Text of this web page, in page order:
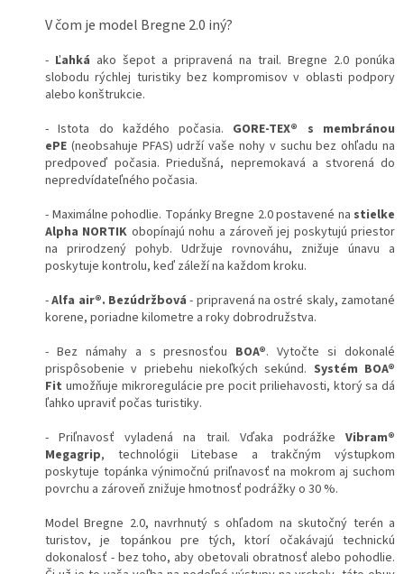
V čom je model Bregne 2.0 iný?
- Ľahká ako šepot a pripravená na trail. Bregne 2.0 ponúka
slobodu rýchlej turistiky bez kompromisov v oblasti podpory
alebo konštrukcie.
- Istota do každého počasia. GORE-TEX® s membránou
ePE (neobsahuje PFAS) udrží vaše nohy v suchu bez ohľadu na
predpoveď počasia. Priedušná, nepremokavá a stvorená do
nepredvídateľného počasia.
- Maximálne pohodlie. Topánky Bregne 2.0 postavené na stielke
Alpha NORTIK obopínajú nohu a zároveň jej poskytujú priestor
na prirodzený pohyb. Udržuje rovnováhu, znižuje únavu a
poskytuje kontrolu, keď záleží na každom kroku.
-Alfa air®. Bezúdržbová - pripravená na ostré skaly, zamotané
korene, poriadne kilometre a roky dobrodružstva.
- Bez námahy a s presnosťou BOA®. Vytočte si dokonalé
prispôsobenie v priebehu niekoľkých sekúnd. Systém BOA®
Fit umožňuje mikroregulácie pre pocit priliehavosti, ktorý sa dá
ľahko upraviť počas turistiky.
- Priľnavosť vyladená na trail. Vďaka podrážke Vibram®
Megagrip, technológii Litebase a trakčným výstupkom
poskytuje topánka výnimočnú priľnavosť na mokrom aj suchom
povrchu a zároveň znižuje hmotnosť podrážky o 30 %.
Model Bregne 2.0, navrhnutý s ohľadom na skutočný terén a
turistov, je topánkou pre tých, ktorí očakávajú technickú
dokonalosť - bez toho, aby obetovali obratnosť alebo pohodlie.